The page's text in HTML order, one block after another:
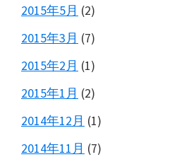
2015年5月 (2)
2015年3月 (7)
2015年2月 (1)
2015年1月 (2)
2014年12月 (1)
2014年11月 (7)